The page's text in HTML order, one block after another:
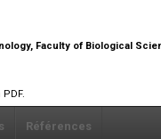
Faculty of Biological
Références